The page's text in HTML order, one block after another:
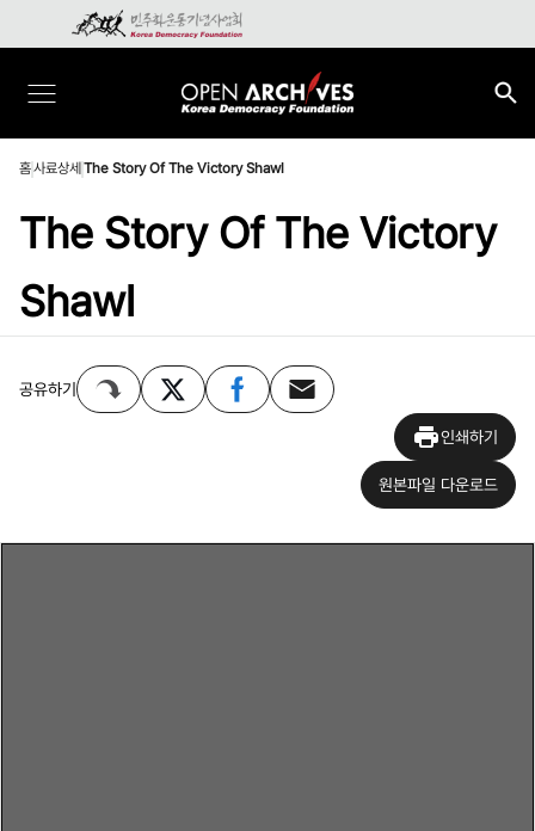
홈사료상세 The Story Of The Victory Shawl
The Story Of The Victory
Shawl
공유하기
인쇄하기
원본파일 다운로드